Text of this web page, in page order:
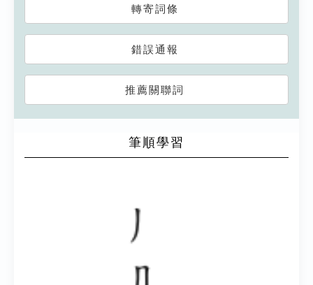
轉寄詞條
錯誤通報
推薦關聯詞
筆順學習